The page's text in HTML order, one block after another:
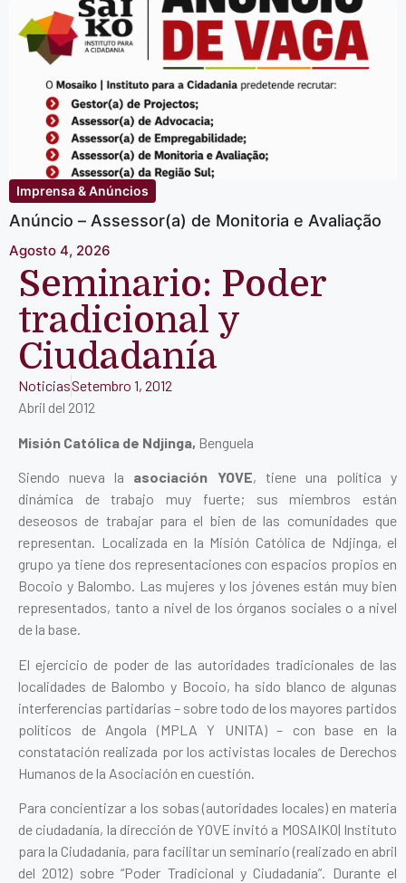
Imprensa & Anúncios
Anúncio – Assessor(a) de Monitoria e Avaliação
Agosto 4, 2026
Seminario: Poder
tradicional y
Ciudadaní­a
NoticiasSetembro 1, 2012
Abril del 2012
Misión Católica de Ndjinga, Benguela
Siendo nueva la asociación YOVE, tiene una política y
dinámica de trabajo muy fuerte; sus miembros están
deseosos de trabajar para el bien de las comunidades que
representan. Localizada en la Misión Católica de Ndjinga, el
grupo ya tiene dos representaciones con espacios propios en
Bocoio y Balombo. Las mujeres y los jóvenes están muy bien
representados, tanto a nivel de los órganos sociales o a nivel
de la base.
El ejercicio de poder de las autoridades tradicionales de las
localidades de Balombo y Bocoio, ha sido blanco de algunas
interferencias partidarias – sobre todo de los mayores partidos
políticos de Angola (MPLA Y UNITA) – con base en la
constatación realizada por los activistas locales de Derechos
Humanos de la Asociación en cuestión.
Para concientizar a los sobas (autoridades locales) en materia
de ciudadanía, la dirección de YOVE invitó a MOSAIKO| Instituto
para la Ciudadanía, para facilitar un seminario (realizado en abril
del 2012) sobre“Poder Tradicional y Ciudadanía”. Durante el